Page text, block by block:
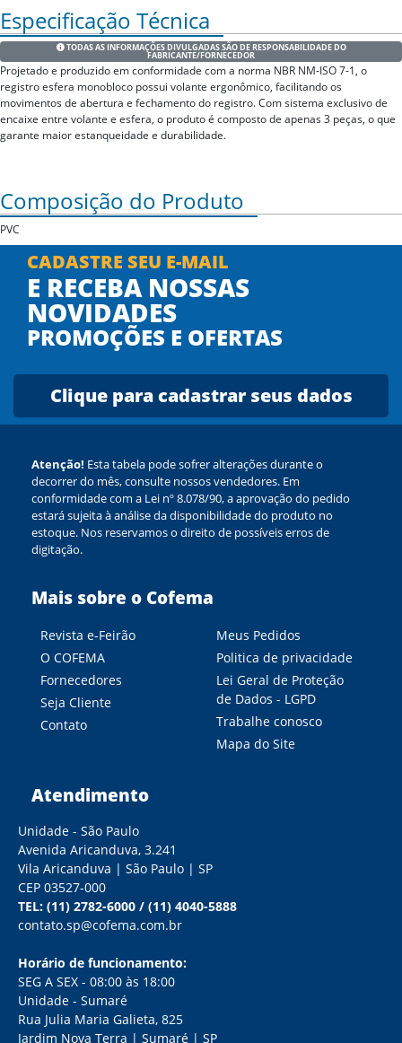
Especificação Técnica
TODAS AS INFORMAÇÕES DIVULGADAS SÃO DE RESPONSABILIDADE DO
FABRICANTE/FORNECEDOR
Projetado e produzido em conformidade com a norma NBR NM-ISO 7-1, o
registro esfera monobloco possui volante ergonômico, facilitando os
movimentos de abertura e fechamento do registro. Com sistema exclusivo de
encaixe entre volante e esfera, o produto é composto de apenas 3 peças, o que
garante maior estanqueidade e durabilidade.
Composição do Produto
PVC
CADASTRE SEU E-MAIL
E RECEBA NOSSAS
NOVIDADES
PROMOÇÕES E OFERTAS
Clique para cadastrar seus dados
Atenção! Esta tabela pode sofrer alterações durante o
decorrer do mês, consulte nossos vendedores. Em
conformidade com a Lei nº 8.078/90, a aprovação do pedido
estará sujeita à análise da disponibilidade do produto no
estoque. Nos reservamos o direito de possíveis erros de
digitação.
Mais sobre o Cofema
Revista e-Feirão
O COFEMA
Fornecedores
Seja Cliente
Contato
Meus Pedidos
Politica de privacidade
Lei Geral de Proteção
de Dados - LGPD
Trabalhe conosco
Mapa do Site
Atendimento
Unidade - São Paulo
Avenida Aricanduva, 3.241
Vila Aricanduva | São Paulo | SP
CEP 03527-000
TEL: (11) 2782-6000 / (11) 4040-5888
contato.sp@cofema.com.br
Horário de funcionamento:
SEG A SEX - 08:00 às 18:00
Unidade - Sumaré
Rua Julia Maria Galieta, 825
Jardim Nova Terra | Sumaré | SP